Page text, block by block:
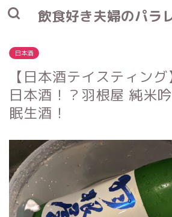
飲食好き夫婦のパラ
日本酒
【日本酒テイスティン
日本酒！？羽根屋 純米
眠生酒！